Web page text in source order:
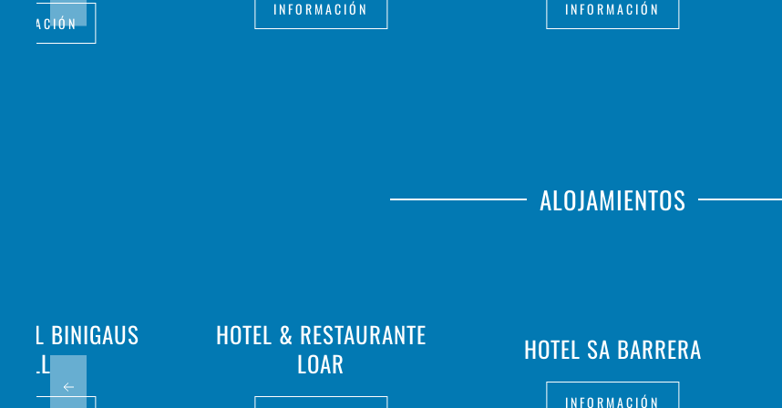
INFORMACIÓN INFORMACIÓN
ALOJAMIENTOS
BINIGAUS
VELL
HOTEL & RESTAURANTE
LOAR
HOTEL SA BARRERA
INFORMACIÓN